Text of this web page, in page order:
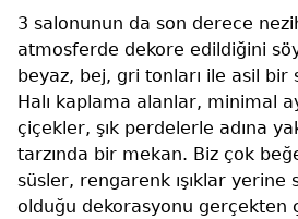
3 salonunun da son derece
atmosferde dekore edildiğini
beyaz, bej, gri tonları ile asil bir
Halı kaplama alanlar, minimal
çiçekler, şık perdelerle adına
tarzında bir mekan. Biz çok
süsler, rengarenk ışıklar yerine
olduğu dekorasyonu gerçekten